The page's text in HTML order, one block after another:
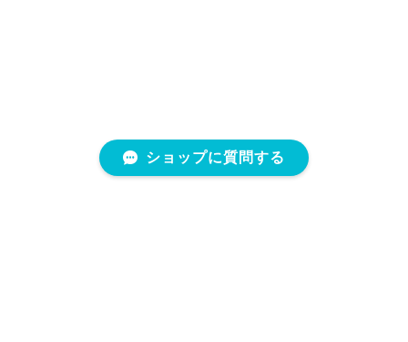
ショップに質問する